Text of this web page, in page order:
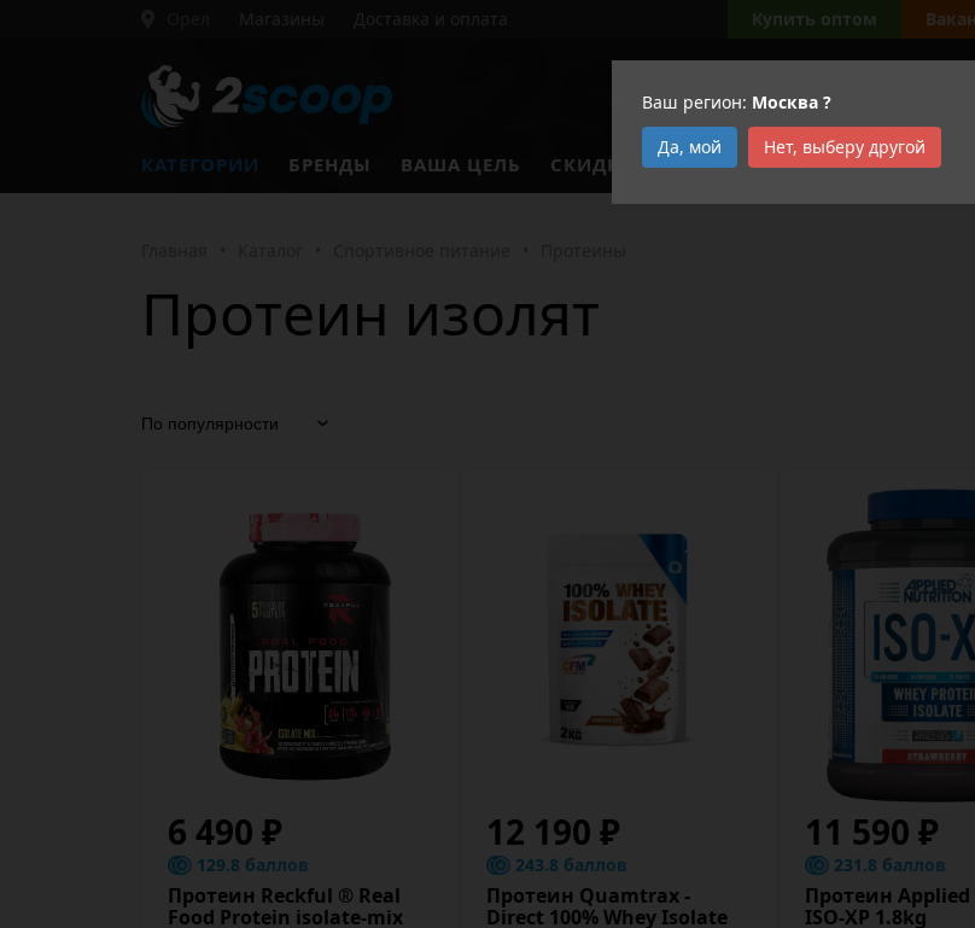
Ваш регион: Москва ?
Да, мой
Нет, выберу другой
Магазины Доставка и оплата Купить оптом
КАТЕГОРИИ БРЕНДЫ ВАША ЦЕЛЬ СКИДКИ АКЦИИ
Протеин изолят
6 490 ₽
129.8 баллов
Протеин Reckful ® Real
Food Protein isolate-mix
12 190 ₽
243.8 баллов
Протеин Quamtrax -
Direct 100% Whey Isolate
11 590 ₽
231.8 баллов
Протеин
ISO-XP 1.8kg